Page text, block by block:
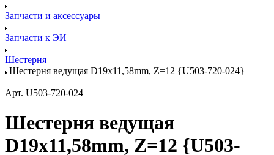
Запчасти и аксессуары
Запчасти к ЭИ
Шестерня
Шестерня ведущая D19x11,58mm, Z=12 {U503-720-024}
Арт. U503-720-024
Шестерня ведущая
D19x11,58mm, Z=12 {U503-